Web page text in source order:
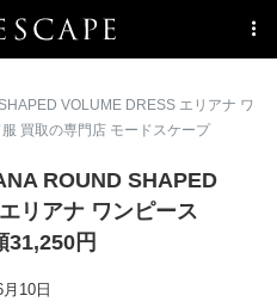
VOLUME DRESS エリアナ ワ
買取の専門店 モードスケープ
ROUND SHAPED
リアナ ワンピース
31,250円
10日